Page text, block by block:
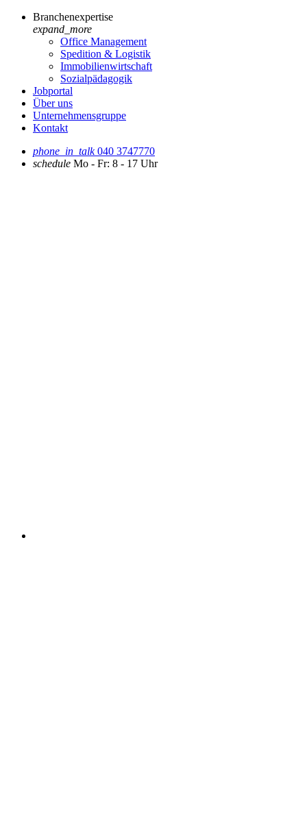
Branchenexpertise
expand_more
Office Management
Spedition & Logistik
Immobilienwirtschaft
Sozialpädagogik
Jobportal
Über uns
Unternehmensgruppe
Kontakt
phone_in_talk 040 3747770
schedule Mo - Fr: 8 - 17 Uhr